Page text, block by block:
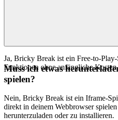
Ja, Bricky Break ist ein Free-to-
Funktionen ohne anfängliche Kosten
Muss ich etwas
spielen?
Nein, Bricky Break ist ein Iframe-
direkt in deinem Webbrowser
herunterzuladen oder zu installieren.